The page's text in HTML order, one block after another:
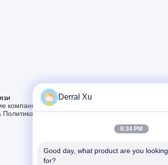
компании
Путешествие фабрики
Политика уединения
Derral Xu
9:34 PM
Good day, what product are you looking
for?